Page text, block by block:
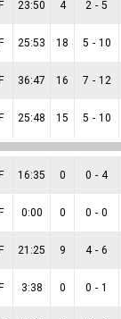
F 23:50 4 2 - 5
F 25:53 18 5 - 10
F 36:47 16 7 - 12
F 25:48 15 5 - 10
F 16:35 0 0 - 4
F 0:00 0 0 - 0
F 21:25 9 4 - 6
F 3:38 0 0 - 1